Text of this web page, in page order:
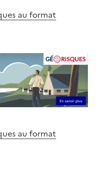
au format
au format